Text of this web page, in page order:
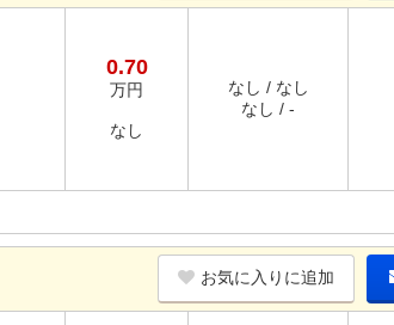
0.70
万円
なし
なし / なし
なし / -
お気に入りに追加